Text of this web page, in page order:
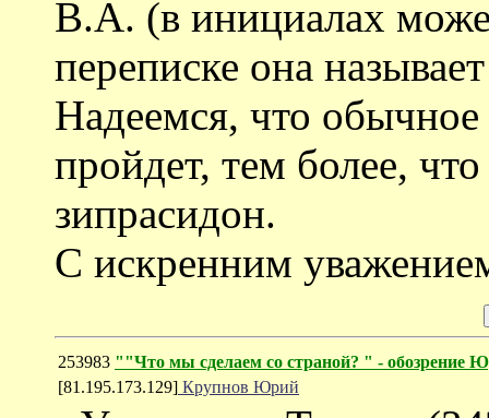
В.А. (в инициалах
переписке она
Надеемся, что
пройдет, тем более,
зипрасидон.
C искренним
253983 ""Что мы сделаем со страной? " - обозрение
[81.195.173.129] Крупнов Юрий